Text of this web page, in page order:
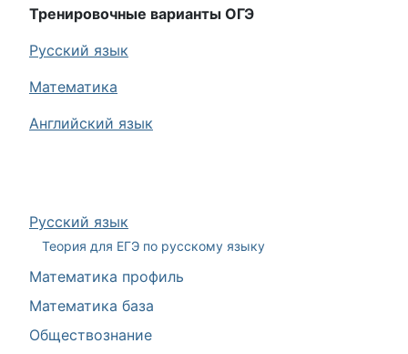
Русский язык
Теория для ЕГЭ по русскому языку
Математика профиль
Математика база
Обществознание
Тренировочные варианты ОГЭ
Русский язык
Математика
Английский язык